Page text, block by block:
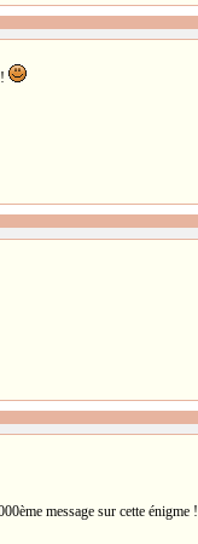
message sur cette énigme !